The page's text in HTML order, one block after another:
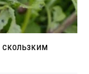
скользким